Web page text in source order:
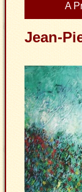
A
Jean-